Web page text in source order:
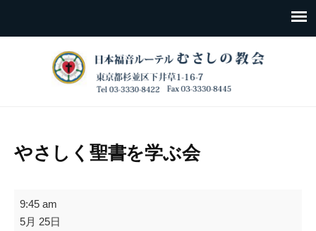
やさしく聖書を学ぶ会
や
さ
9:45 am
5月 25日